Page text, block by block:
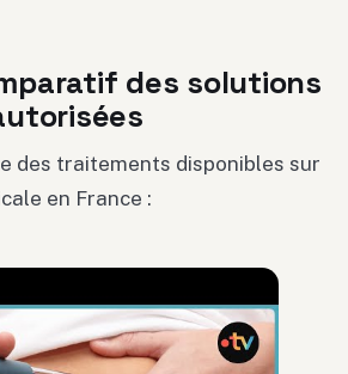
des solutions
des traitements disponibles sur
en France :